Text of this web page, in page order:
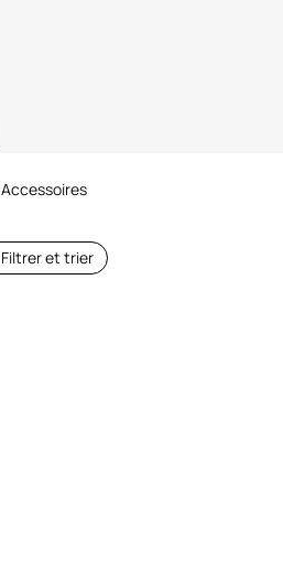
Accessoires
Filtrer et trier